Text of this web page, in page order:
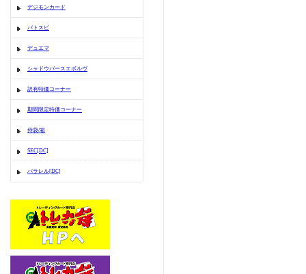
デジモンカード
バトスピ
デュエマ
シャドウバースエボルヴ
訳有特価コーナー
期間限定特価コーナー
侍袋/箱
SEC[DC]
パラレル[DC]